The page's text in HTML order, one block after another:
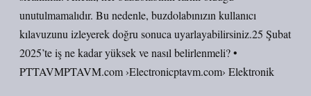
unutulmamalıdır. Bu nedenle, buzdolabınızın kullanıcı
kılavuzunu izleyerek doğru sonuca uyarlayabilirsiniz.25 Şubat
2025’te iş ne kadar yüksek ve nasıl belirlenmeli? •
PTTAVMPTAVM.com ›Electronicptavm.com› Elektronik